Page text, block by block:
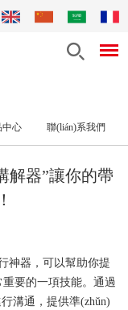
中心 聯(lián)系我們
聞動態(tài)
解器”讓你的帶
神器，可以幫助你提
重要的一項技能。通過
行溝通，提供準(zhǔn)